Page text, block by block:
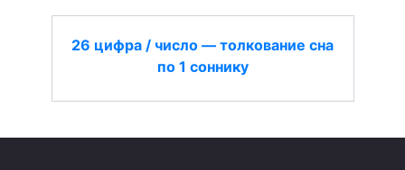
26 цифра / число — толкование сна
по 1 соннику